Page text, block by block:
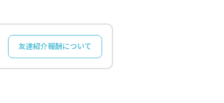
友達紹介報酬について